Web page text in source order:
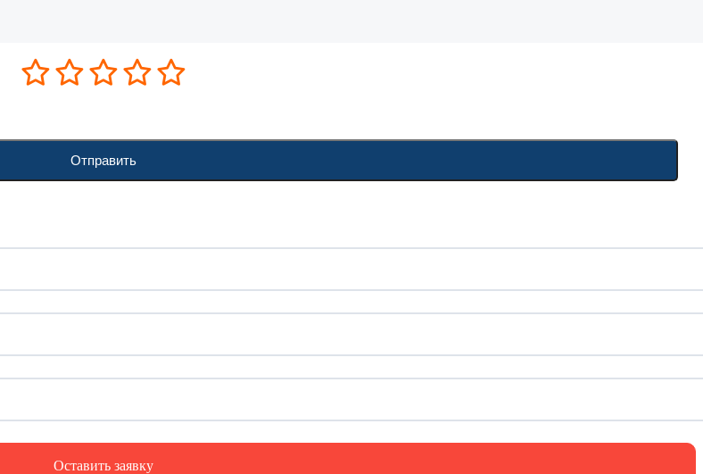
Отправить
Оставить заявку